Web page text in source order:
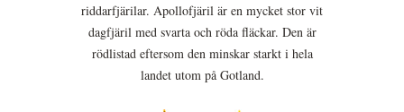
riddarfjärilar. Apollofjäril är en mycket stor vit
dagfjäril med svarta och röda fläckar. Den är
rödlistad eftersom den minskar starkt i hela
landet utom på Gotland.